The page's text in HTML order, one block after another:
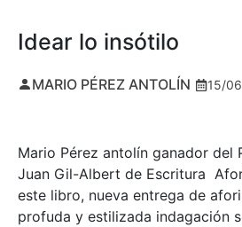
Idear lo insótilo
MARIO PÉREZ ANTOLÍN 15/
Mario Pérez antolín ganador del
Juan Gil-Albert de Escritura
este libro, nueva entrega de
profuda y estilizada indagación